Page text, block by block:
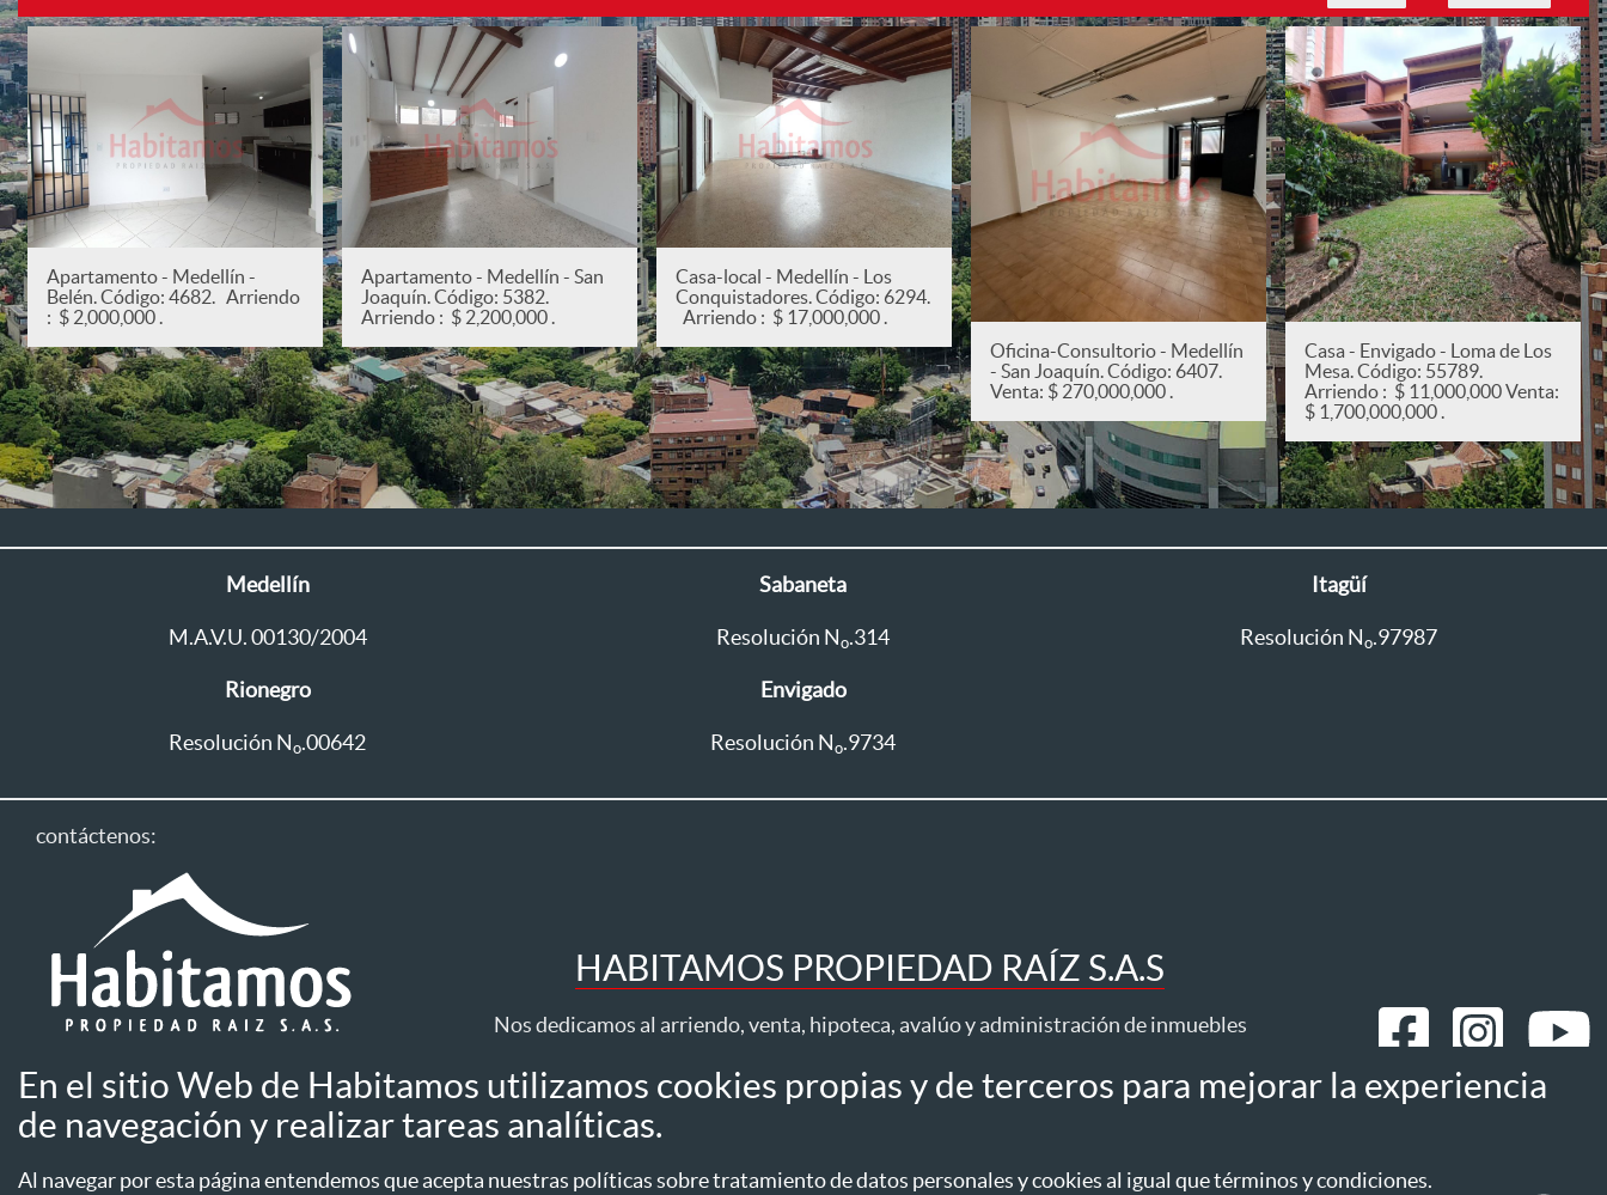
Apartamento - Medellín -
Belén. Código: 4682. Arriendo
: $ 2,000,000 .
Apartamento - Medellín - San
Joaquín. Código: 5382.
Arriendo : $ 2,200,000 .
Casa-local - Medellín - Los
Conquistadores. Código: 6294.
Arriendo : $ 17,000,000 .
Oficina-Consultorio - Medellín
- San Joaquín. Código: 6407.
Venta: $ 270,000,000 .
Casa - Envigado - Loma de Los
Mesa. Código: 55789.
Arriendo : $ 11,000,000 Venta:
$ 1,700,000,000 .
Medellín
M.A.V.U. 00130/2004
Sabaneta
Resolución No.314
Itagüí
Resolución No.97987
Rionegro
Resolución No.00642
Envigado
Resolución No.9734
contáctenos:
Línea única: 604 411 1333
HABITAMOS PROPIEDAD RAÍZ S.A.S
Nos dedicamos al arriendo, venta, hipoteca, avalúo y administración de inmuebles
Todos los derechos reservados ® 2026 Habitamos
Aviso de privacidad Tratamiento datos
En el sitio Web de Habitamos utilizamos cookies propias y de terceros para mejorar la experiencia
de navegación y realizar tareas analíticas.
Al navegar por esta página entendemos que acepta nuestras políticas sobre tratamiento de datos personales y cookies al igual que términos y condiciones.